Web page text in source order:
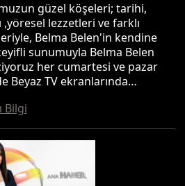
güzel köşeleri; tarihi,
,yöresel lezzetleri ve farklı
Belma Belen'in kendine
sunumuyla Belma Belen
her cumartesi ve pazar
Beyaz TV ekranlarında…
Bilgi